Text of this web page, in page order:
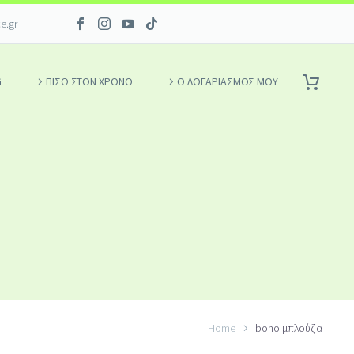
ΠΙΣΩ ΣΤΟΝ ΧΡΟΝΟ Ο ΛΟΓΑΡΙΑΣΜΌΣ ΜΟΥ
Home boho μπλούζα